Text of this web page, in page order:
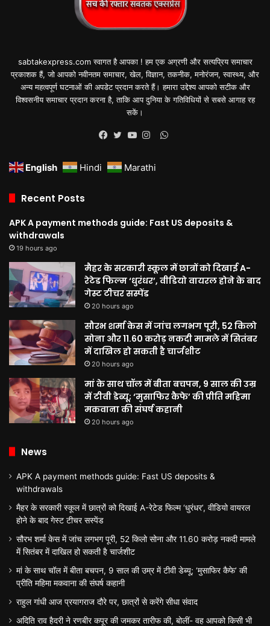
sabtakexpress.com स्वागत है आपका ! हम एक अग्रणी और सत्यप्रिय समाचार
प्रकाशक हैं, जो आपको नवीनतम समाचार, खेल, विज्ञान, तकनीक, मनोरंजन, स्वास्थ्य, और
अन्य महत्वपूर्ण घटनाओं की अपडेट प्रदान करते हैं। हमारा उद्देश्य आपको सटीक और
विश्वसनीय समाचार प्रदान करना है, ताकि आप दुनिया के गतिविधियों से सबसे आगाह रह
सकें।
WhatsApp
English Hindi Marathi
Recent Posts
APK A payment methods guide: Fast US deposits &
withdrawals
19 hours ago
मैहर के सरकारी स्कूल में छात्रों को दिखाई A-
रेटेड फिल्म ‘धुरंधर’, वीडियो वायरल होने के बाद
गेस्ट टीचर सस्पेंड
20 hours ago
सौरभ शर्मा केस में जांच लगभग पूरी, 52 किलो
सोना और 11.60 करोड़ नकदी मामले में सितंबर
में दाखिल हो सकती है चार्जशीट
20 hours ago
मां के साथ चॉल में बीता बचपन, 9 साल की उम्र
में टीवी डेब्यू; ‘मुसाफिर कैफे’ की प्रीति महिमा
मकवाना की संघर्ष कहानी
20 hours ago
News
APK A payment methods guide: Fast US deposits &
withdrawals
मैहर के सरकारी स्कूल में छात्रों को दिखाई A-रेटेड फिल्म ‘धुरंधर’, वीडियो वायरल
होने के बाद गेस्ट टीचर सस्पेंड
सौरभ शर्मा केस में जांच लगभग पूरी, 52 किलो सोना और 11.60 करोड़ नकदी मामले
में सितंबर में दाखिल हो सकती है चार्जशीट
मां के साथ चॉल में बीता बचपन, 9 साल की उम्र में टीवी डेब्यू; ‘मुसाफिर कैफे’ की
प्रीति महिमा मकवाना की संघर्ष कहानी
राहुल गांधी आज प्रयागराज दौरे पर, छात्रों से करेंगे सीधा संवाद
अदिति राव हैदरी ने रणबीर कपूर की जमकर तारीफ की, बोलीं- वह आपको किसी भी